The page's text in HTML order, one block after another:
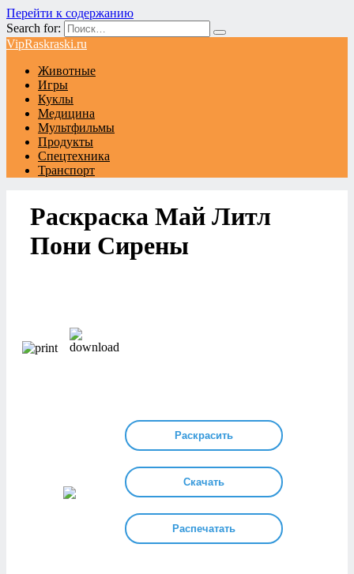
Перейти к содержанию
Search for:
VipRaskraski.ru
Животные
Игры
Куклы
Медицина
Мультфильмы
Продукты
Спецтехника
Транспорт
Раскраска Май Литл
Пони Сирены
Раскрасить
Скачать
Распечатать